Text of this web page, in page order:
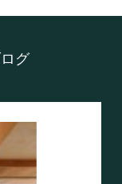
グ